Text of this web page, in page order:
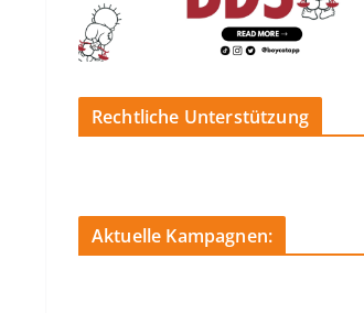
Rechtliche Unterstützung
Aktuelle Kampagnen: